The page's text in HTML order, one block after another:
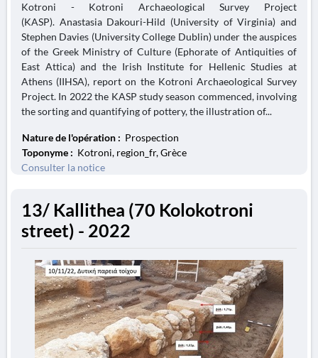
Kotroni - Kotroni Archaeological Survey Project
(KASP). Anastasia Dakouri-Hild (University of Virginia) and
Stephen Davies (University College Dublin) under the auspices
of the Greek Ministry of Culture (Ephorate of Antiquities of
East Attica) and the Irish Institute for Hellenic Studies at
Athens (IIHSA), report on the Kotroni Archaeological Survey
Project. In 2022 the KASP study season commenced, involving
the sorting and quantifying of pottery, the illustration of...
Nature de l'opération : Prospection
Toponyme : Kotroni, region_fr, Grèce
Consulter la notice
13/ Kallithea (70 Kolokotroni
street) - 2022